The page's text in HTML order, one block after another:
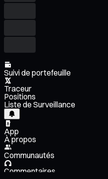
Suivi de portefeuille
Traceur
Positions
Liste de Surveillance
App
À propos
Communautés
Commentaires